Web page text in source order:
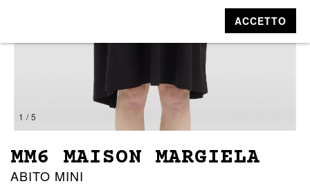
1 / 5
MM6 MAISON MARGIELA
ABITO MINI
ACCETTO